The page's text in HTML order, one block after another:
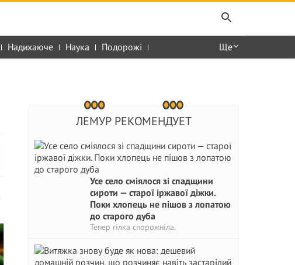
Надихаюче Наука Подорожі Ще
ЛЕМУР РЕКОМЕНДУЕТ
Усе село сміялося зі спадщини
сироти — старої іржавої діжки.
Поки хлопець не пішов з лопатою
до старого дуба
Тепер гілка спорожніла.